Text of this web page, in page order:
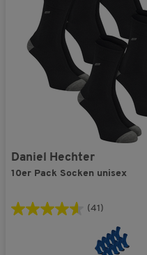
Daniel Hechter
10er Pack Socken unisex
(41)